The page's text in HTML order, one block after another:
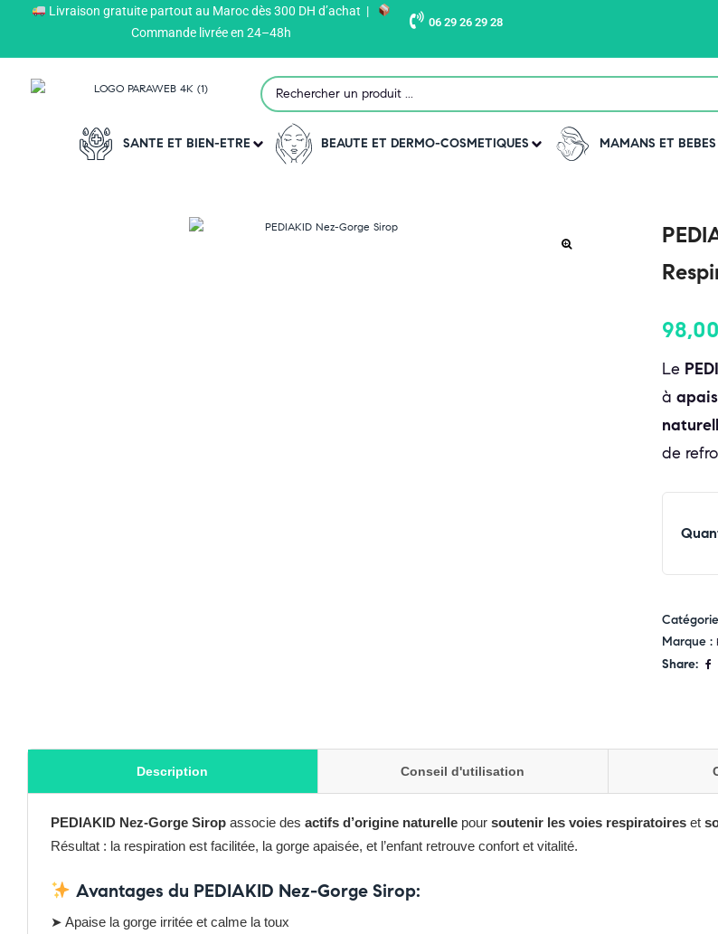
Livraison gratuite partout au Maroc dès 300 DH d’achat |
Commande livrée en 24–48h
06 29 26 29 28
SANTE ET BIEN-ETRE BEAUTE ET DERMO-COSMETIQUES MAMANS ET BEBES
Produits > PEDIAKID >
98,00
Le
à
de
Marque :
Share:
Description Conseil d'utilisation
PEDIAKID Nez-Gorge Sirop associe des actifs d’origine naturelle pour soutenir les voies respiratoires et
Résultat : la respiration est facilitée, la gorge apaisée, et l’enfant retrouve confort et vitalité.
Avantages du PEDIAKID Nez-Gorge Sirop:
➤ Apaise la gorge irritée et calme la toux